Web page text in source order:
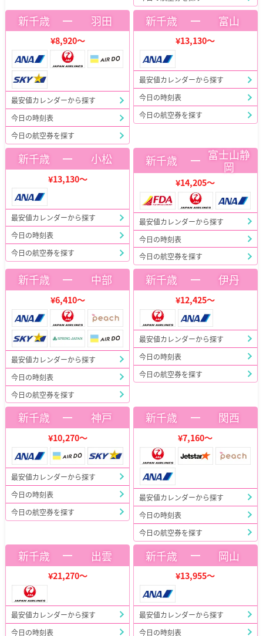
新千歳 ー 羽田
¥8,920～
最安値カレンダーから探す
今日の時刻表
今日の航空券を探す
新千歳 ー 富山
¥13,130～
最安値カレンダーから探す
今日の時刻表
今日の航空券を探す
新千歳 ー 小松
¥13,130～
最安値カレンダーから探す
今日の時刻表
今日の航空券を探す
新千歳 ー 富士山静
岡
¥14,205～
最安値カレンダーから探す
今日の時刻表
今日の航空券を探す
新千歳 ー 中部
¥6,410～
最安値カレンダーから探す
今日の時刻表
今日の航空券を探す
新千歳 ー 伊丹
¥12,425～
最安値カレンダーから探す
今日の時刻表
今日の航空券を探す
新千歳 ー 神戸
¥10,270～
最安値カレンダーから探す
今日の時刻表
今日の航空券を探す
新千歳 ー 関西
¥7,160～
最安値カレンダーから探す
今日の時刻表
今日の航空券を探す
新千歳 ー 出雲
¥21,270～
最安値カレンダーから探す
今日の時刻表
新千歳 ー 岡山
¥13,955～
最安値カレンダーから探す
今日の時刻表